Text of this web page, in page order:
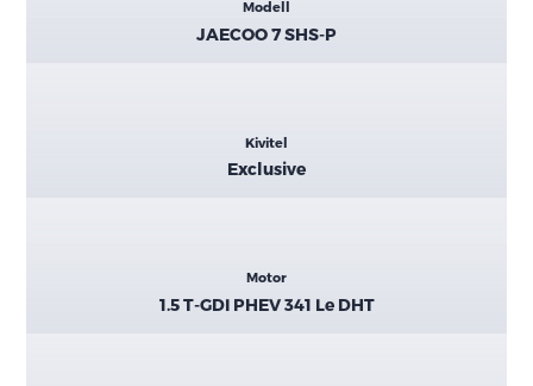
Modell
JAECOO 7 SHS-P
Kivitel
Exclusive
Motor
1.5 T-GDI PHEV 341 Le DHT